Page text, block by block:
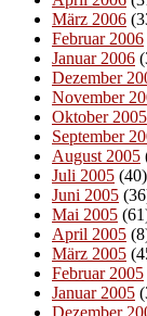
März 2006
Februar 2006
Januar 2006
Dezember
November
Oktober 2005
September
August 2005
Juli 2005 (40)
Juni 2005
Mai 2005
April 2005
März 2005
Februar 2005
Januar 2005